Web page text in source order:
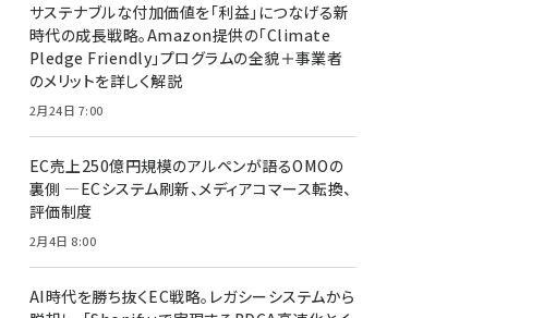
サステナブルな付加価値を「利益」につなげる新
時代の成長戦略。Amazon提供の「Climate
Pledge Friendly」プログラムの全貌＋事業者
のメリットを詳しく解説
2月24日 7:00
EC売上250億円規模のアルペンが語るOMOの
裏側 ―ECシステム刷新、メディアコマース転換、
評価制度
2月4日 8:00
AI時代を勝ち抜くEC戦略。レガシーシステムから